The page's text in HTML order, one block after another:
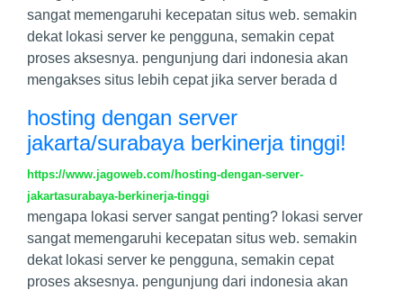
sangat memengaruhi kecepatan situs web. semakin
dekat lokasi server ke pengguna, semakin cepat
proses aksesnya. pengunjung dari indonesia akan
mengakses situs lebih cepat jika server berada d
hosting dengan server
jakarta/surabaya berkinerja tinggi!
https://www.jagoweb.com/hosting-dengan-server-
jakartasurabaya-berkinerja-tinggi
mengapa lokasi server sangat penting? lokasi server
sangat memengaruhi kecepatan situs web. semakin
dekat lokasi server ke pengguna, semakin cepat
proses aksesnya. pengunjung dari indonesia akan